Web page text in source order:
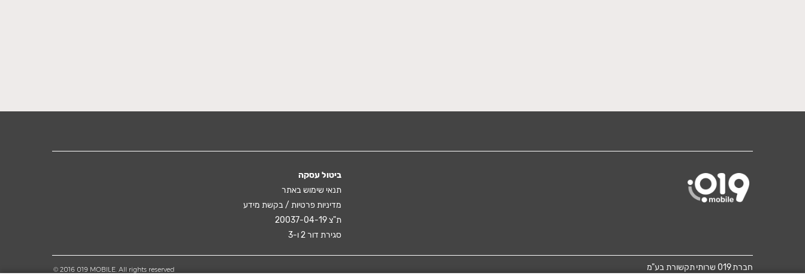
ביטול עסקה
תנאי שימוש באתר
מדיניות פרטיות / בקשת מידע
ת"צ 20037-04-19
סגירת דור 2 ו-3
חברת 019 שרותי תקשורת בע"מ © 2016 019 MOBILE. All rights reserved